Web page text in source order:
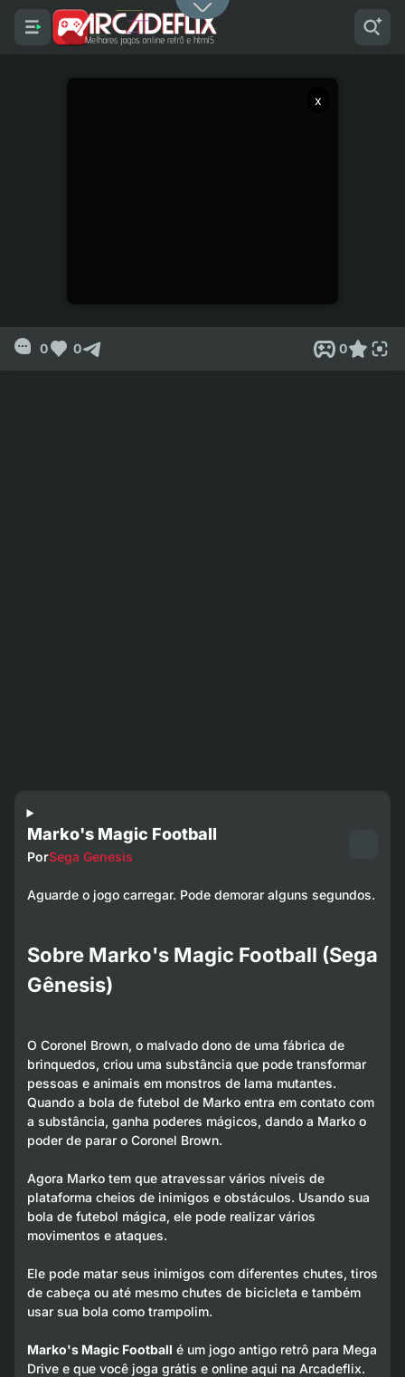
x
0 0 0
Marko's Magic Football
PorSega Genesis
Aguarde o jogo carregar. Pode demorar alguns segundos.
Sobre Marko's Magic Football (Sega
Gênesis)
O Coronel Brown, o malvado dono de uma fábrica de
brinquedos, criou uma substância que pode transformar
pessoas e animais em monstros de lama mutantes.
Quando a bola de futebol de Marko entra em contato com
a substância, ganha poderes mágicos, dando a Marko o
poder de parar o Coronel Brown.
Agora Marko tem que atravessar vários níveis de
plataforma cheios de inimigos e obstáculos. Usando sua
bola de futebol mágica, ele pode realizar vários
movimentos e ataques.
Ele pode matar seus inimigos com diferentes chutes, tiros
de cabeça ou até mesmo chutes de bicicleta e também
usar sua bola como trampolim.
Marko's Magic Football é um jogo antigo retrô para Mega
Drive e que você joga grátis e online aqui na Arcadeflix.